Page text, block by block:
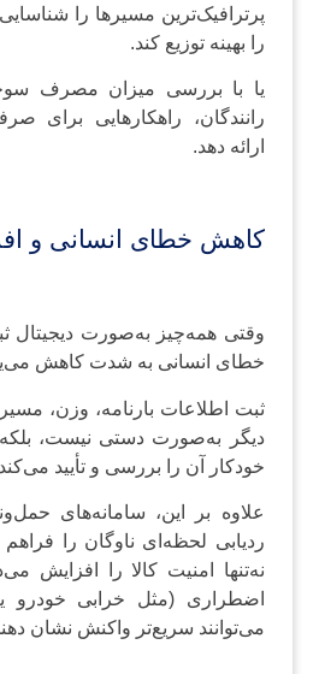
پر‌ترافیک‌ترین مسیرها را
را بهینه توزیع کند.
یا با بررسی میزان مصرف
رانندگان، راهکارهایی برای
ارائه دهد.
کاهش خطای انسانی و
وقتی همه‌چیز به‌صورت دیجیتال
خطای انسانی به شدت کاهش
ثبت اطلاعات بارنامه، وزن،
دیگر به‌صورت دستی نیست،
خودکار آن را بررسی و تأیید
علاوه بر این، سامانه‌های
ردیابی لحظه‌ای ناوگان را
نه‌تنها امنیت کالا را افزایش
اضطراری (مثل خرابی خودرو
می‌توانند سریع‌تر واکنش نشان